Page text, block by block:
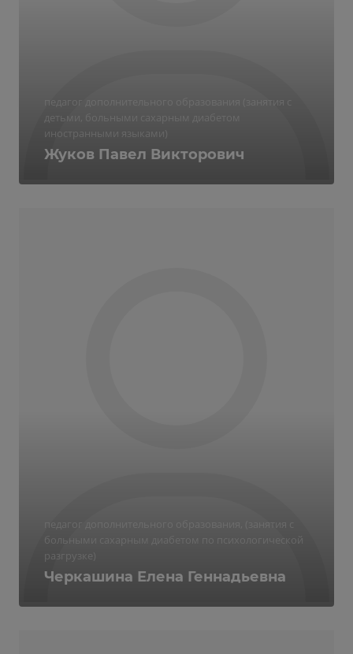
педагог дополнительного образования (занятия с
детьми, больными сахарным диабетом
иностранными языками)
Жуков Павел Викторович
педагог дополнительного образования, (занятия с
больными сахарным диабетом по психологической
разгрузке)
Черкашина Елена Геннадьевна